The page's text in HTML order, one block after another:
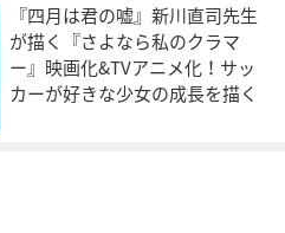
『四月は君の嘘』新川直司先生
が描く『さよなら私のクラマ
ー』映画化&TVアニメ化！サッ
カーが好きな少女の成長を描く